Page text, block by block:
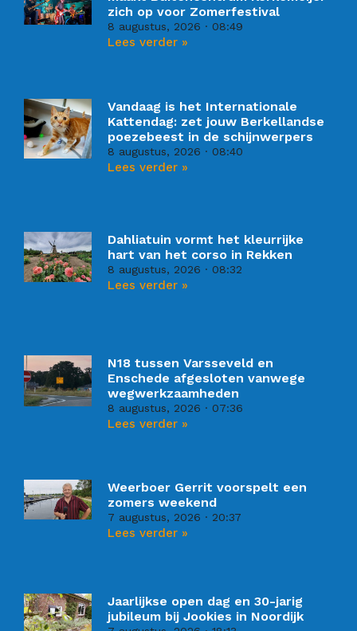
zich op voor Zomerfestival
8 augustus, 2026 08:49
Lees verder »
Vandaag is het Internationale
Kattendag: zet jouw Berkellandse
poezebeest in de schijnwerpers
8 augustus, 2026 08:40
Lees verder »
Dahliatuin vormt het kleurrijke
hart van het corso in Rekken
8 augustus, 2026 08:32
Lees verder »
N18 tussen Varsseveld en
Enschede afgesloten vanwege
wegwerkzaamheden
8 augustus, 2026 07:36
Lees verder »
Weerboer Gerrit voorspelt een
zomers weekend
7 augustus, 2026 20:37
Lees verder »
Jaarlijkse open dag en 30-jarig
jubileum bij Jookies in Noordijk